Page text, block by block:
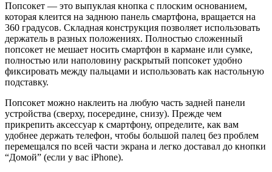
Попсокет — это выпуклая кнопка с плоским основанием,
которая клеится на заднюю панель смартфона, вращается на
360 градусов. Складная конструкция позволяет использовать
держатель в разных положениях. Полностью сложенный
попсокет не мешает носить смартфон в кармане или сумке,
полностью или наполовину раскрытый попсокет удобно
фиксировать между пальцами и использовать как настольную
подставку.
Попсокет можно наклеить на любую часть задней панели
устройства (сверху, посередине, снизу). Прежде чем
прикрепить аксессуар к смартфону, определите, как вам
удобнее держать телефон, чтобы большой палец без проблем
перемещался по всей части экрана и легко доставал до кнопки
“Домой” (если у вас iPhone).